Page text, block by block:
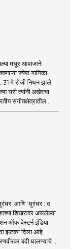
मधूर आवाजाने
ज्येष्ठ गायिका
31 मे रोजी निधन झाले.
घरी त्यांनी अखेरचा
संगीतक्षेत्रातील ..
आणि 'धुरंधर : द
शिखरावर असलेल्या
ऑफ वेस्टर्न इंडिया
झटका दिला आहे.
बंदी घालण्याचे ..